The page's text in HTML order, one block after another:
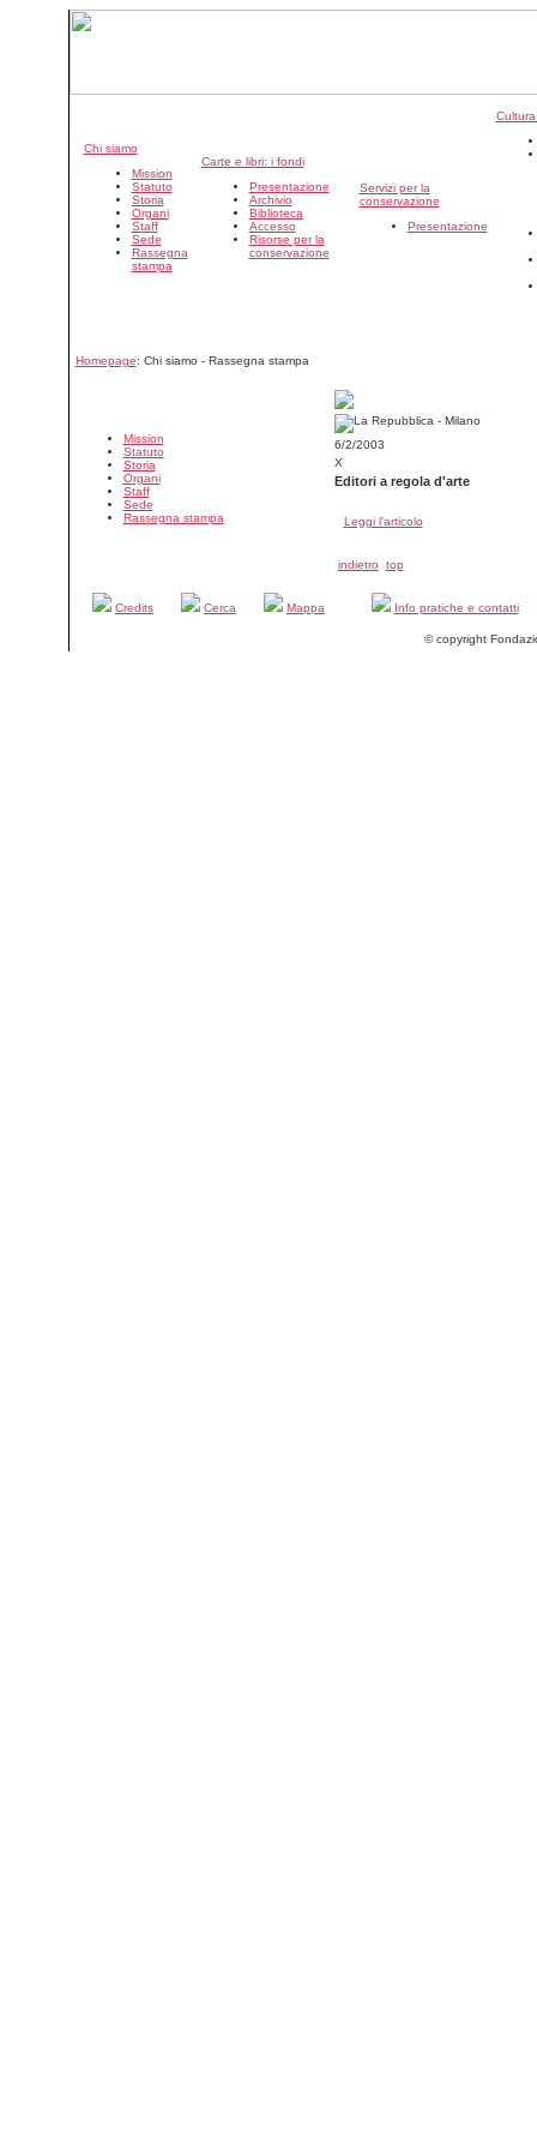
Chi siamo
Mission
Statuto
Storia
Organi
Staff
Sede
Rassegna
stampa
Carte e libri: i fondi
Presentazione
Archivio
Biblioteca
Accesso
Risorse per la
conservazione
Servizi per la
conservazione
Presentazione
Homepage: Chi siamo - Rassegna stampa
Mission
Statuto
Storia
Organi
Staff
Sede
Rassegna stampa
6/2/2003
X
Editori a regola d'arte
Leggi l'articolo
indietro top
Credits Cerca Mappa Info pratiche e contatti
© copyright